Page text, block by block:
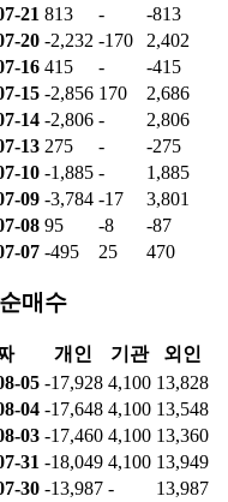
21 813 -
-813
20 -2,232 -170
2,402
16 415 -
-415
15 -2,856 170
2,686
14 -2,806 -
2,806
13 275 -
-275
10 -1,885 -
1,885
09 -3,784 -17
3,801
08 95 -8
-87
07 -495 25 470
매수
개인 기관
외인
05 -17,928 4,100 13,828
04 -17,648 4,100 13,548
03 -17,460 4,100 13,360
31 -18,049 4,100 13,949
30 -13,987 -
13,987